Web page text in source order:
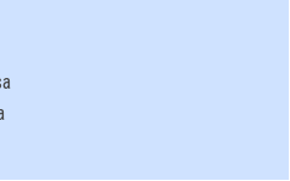
levezetések, számítások
(a galaxisok távolságának
ideje (a Világegyetem kora)